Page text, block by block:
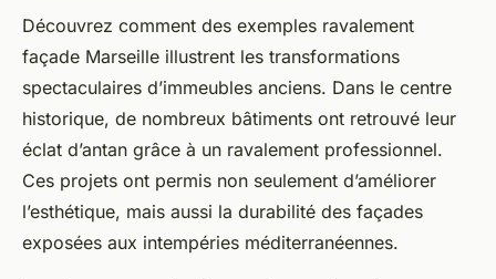
Découvrez comment des exemples ravalement
façade Marseille illustrent les transformations
spectaculaires d’immeubles anciens. Dans le centre
historique, de nombreux bâtiments ont retrouvé leur
éclat d’antan grâce à un ravalement professionnel.
Ces projets ont permis non seulement d’améliorer
l’esthétique, mais aussi la durabilité des façades
exposées aux intempéries méditerranéennes.